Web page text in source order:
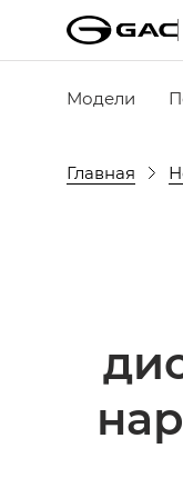
Модели
Главная